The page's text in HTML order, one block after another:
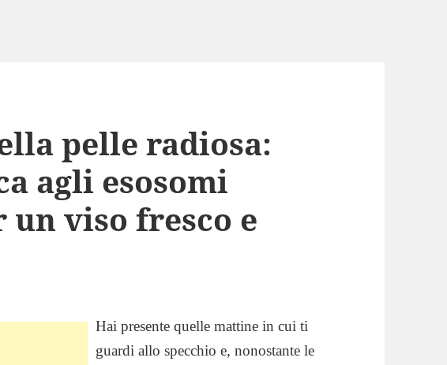
pelle radiosa:
agli esosomi
un viso fresco e
Hai presente quelle mattine in cui ti
guardi allo specchio e, nonostante le